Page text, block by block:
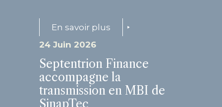
En savoir plus
24 Juin 2026
Septentrion Finance
accompagne la
transmission en MBI de
SinapTec